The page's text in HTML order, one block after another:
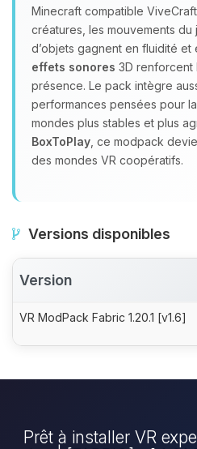
Minecraft compatible
créatures, les mouvements
d’objets gagnent en fluidité et
effets sonores 3D renforcent
présence. Le pack intègre
performances pensées pour
mondes plus stables et plus
BoxToPlay , ce modpack
des mondes VR coopératifs.
Versions disponibles
Version
VR ModPack Fabric 1.20.1 [v1.6]
Prêt à installer VR